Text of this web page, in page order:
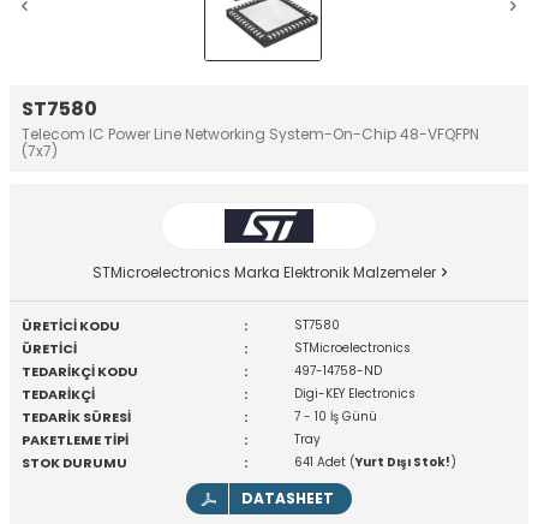
ST7580
Telecom IC Power Line Networking System-On-Chip 48-VFQFPN
(7x7)
STMicroelectronics Marka Elektronik Malzemeler
ÜRETİCİ KODU : ST7580
ÜRETİCİ : STMicroelectronics
TEDARİKÇİ KODU : 497-14758-ND
TEDARİKÇİ : Digi-KEY Electronics
TEDARİK SÜRESİ : 7 - 10 İş Günü
PAKETLEME TİPİ : Tray
STOK DURUMU : 641 Adet (Yurt Dışı Stok!)
DATASHEET